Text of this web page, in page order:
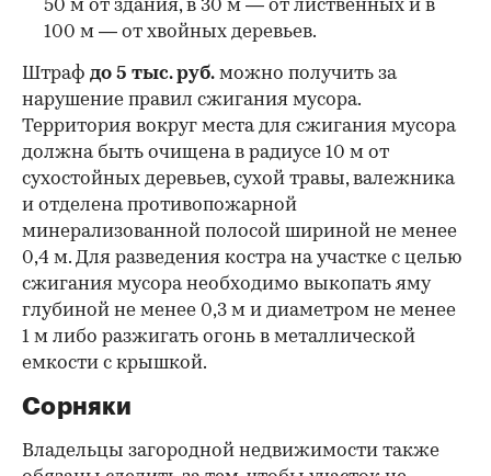
50 м от здания, в 30 м — от лиственных и в
100 м — от хвойных деревьев.
Штраф до 5 тыс. руб. можно получить за
нарушение правил сжигания мусора.
Территория вокруг места для сжигания мусора
должна быть очищена в радиусе 10 м от
сухостойных деревьев, сухой травы, валежника
и отделена противопожарной
минерализованной полосой шириной не менее
0,4 м. Для разведения костра на участке с целью
сжигания мусора необходимо выкопать яму
глубиной не менее 0,3 м и диаметром не менее
1 м либо разжигать огонь в металлической
емкости с крышкой.
Сорняки
Владельцы загородной недвижимости также